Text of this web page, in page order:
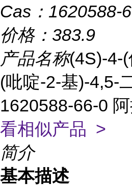
Cas： 1620588-
价格： 383.9
产品名称(4S)-4-
(吡啶-2-基)-4,5-
1620588-66-0
看相似产品 >
简介
基本描述